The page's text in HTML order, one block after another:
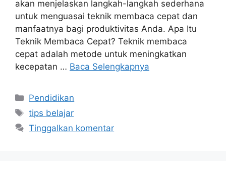
akan menjelaskan langkah-langkah sederhana
untuk menguasai teknik membaca cepat dan
manfaatnya bagi produktivitas Anda. Apa Itu
Teknik Membaca Cepat? Teknik membaca
cepat adalah metode untuk meningkatkan
kecepatan … Baca Selengkapnya
Kategori
Pendidikan
Tag
tips belajar
Tinggalkan komentar